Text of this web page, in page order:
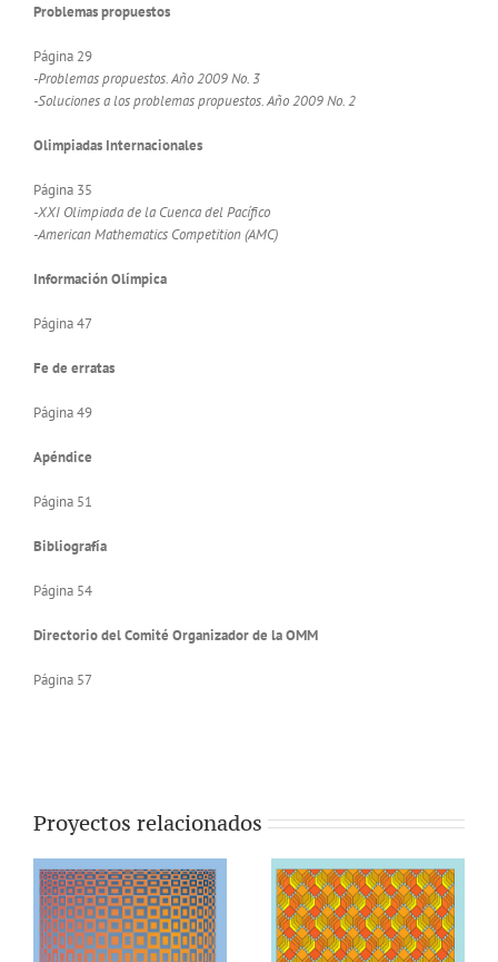
Problemas propuestos
Página 29
-Problemas propuestos. Año 2009 No. 3
-Soluciones a los problemas propuestos. Año 2009 No. 2
Olimpiadas Internacionales
Página 35
-XXI Olimpiada de la Cuenca del Pacífico
-American Mathematics Competition (AMC)
Información Olímpica
Página 47
Fe de erratas
Página 49
Apéndice
Página 51
Bibliografía
Página 54
Directorio del Comité Organizador de la OMM
Página 57
Proyectos relacionados